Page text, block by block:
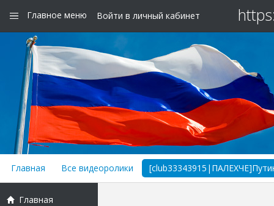
Главное меню Войти в личный кабинет
Главная Все видеоролики
Главная